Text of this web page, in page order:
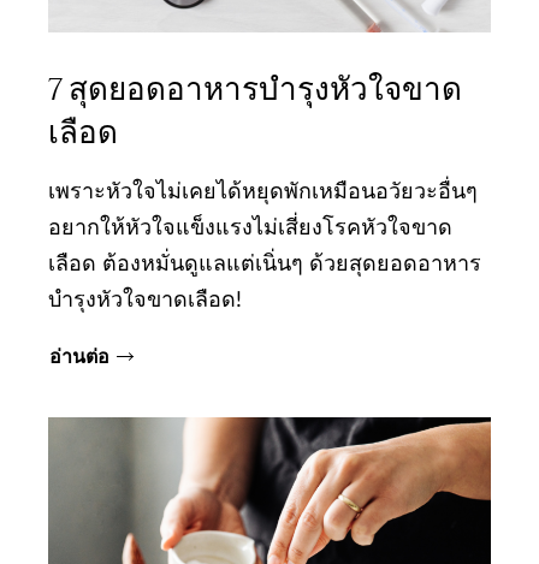
7 สุดยอดอาหารบำรุงหัวใจขาด
เลือด
เพราะหัวใจไม่เคยได้หยุดพักเหมือนอวัยวะอื่นๆ
อยากให้หัวใจแข็งแรงไม่เสี่ยงโรคหัวใจขาด
เลือด ต้องหมั่นดูแลแต่เนิ่นๆ ด้วยสุดยอดอาหาร
บำรุงหัวใจขาดเลือด!
อ่านต่อ